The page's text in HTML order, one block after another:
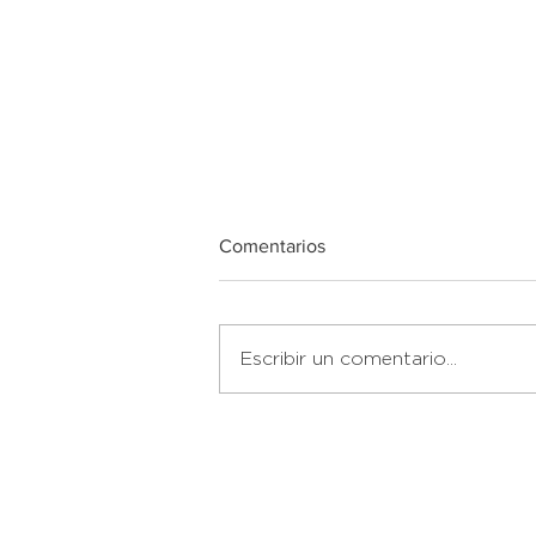
yoga para niños
Comentarios
Escribir un comentario...